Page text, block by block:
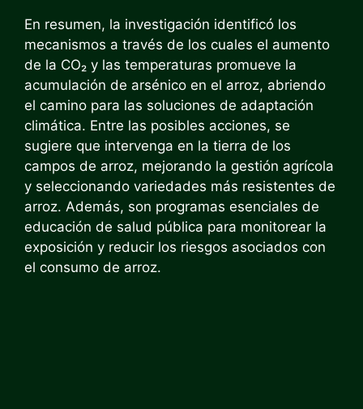
En resumen, la investigación identificó los
mecanismos a través de los cuales el aumento
de la CO₂ y las temperaturas promueve la
acumulación de arsénico en el arroz, abriendo
el camino para las soluciones de adaptación
climática. Entre las posibles acciones, se
sugiere que intervenga en la tierra de los
campos de arroz, mejorando la gestión agrícola
y seleccionando variedades más resistentes de
arroz. Además, son programas esenciales de
educación de salud pública para monitorear la
exposición y reducir los riesgos asociados con
el consumo de arroz.